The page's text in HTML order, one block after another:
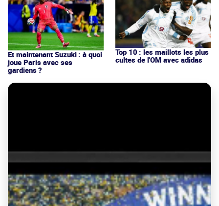
Et maintenant Suzuki : à quoi
joue Paris avec ses
gardiens ?
Top 10 : les maillots les plus
cultes de l'OM avec adidas